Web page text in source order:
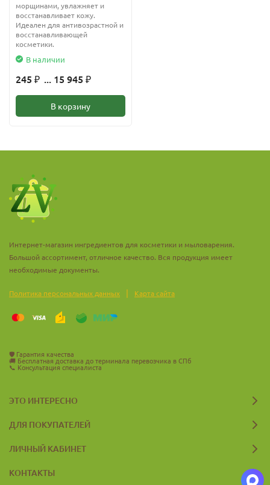
морщинами, увлажняет и
восстанавливает кожу.
Идеален для антивозрастной и
восстанавливающей
косметики.
В наличии
245 ₽ ... 15 945 ₽
В корзину
Интернет-магазин ингредиентов для косметики и мыловарения.
Большой ассортимент, отличное качество. Вся продукция имеет
необходимые документы.
Политика персональных данных | Карта сайта
🛡️ Гарантия качества
🚚 Бесплатная доставка до терминала перевозчика в СПб
📞 Консультация специалиста
ЭТО ИНТЕРЕСНО
ДЛЯ ПОКУПАТЕЛЕЙ
ЛИЧНЫЙ КАБИНЕТ
КОНТАКТЫ